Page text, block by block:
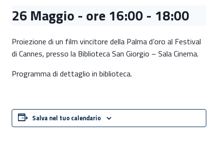
26 Maggio - ore 16:00 - 18:00
Proiezione di un film vincitore della Palma d’oro al Festival
di Cannes, presso la Biblioteca San Giorgio – Sala Cinema.
Programma di dettaglio in biblioteca.
Salva nel tuo calendario